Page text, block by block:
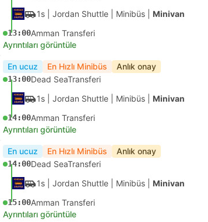
1s | Jordan Shuttle Minibüs Minivan
13:00Amman Transferi
Ayrıntıları görüntüle
En ucuz En Hızlı Minibüs Anlık onay
13:00Dead SeaTransferi
1s | Jordan Shuttle Minibüs Minivan
14:00Amman Transferi
Ayrıntıları görüntüle
En ucuz En Hızlı Minibüs Anlık onay
14:00Dead SeaTransferi
1s | Jordan Shuttle Minibüs Minivan
15:00Amman Transferi
Ayrıntıları görüntüle